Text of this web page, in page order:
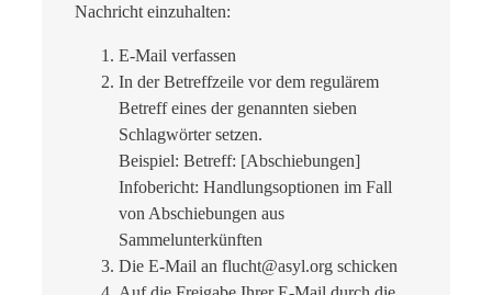
Nachricht einzuhalten:
E-Mail verfassen
In der Betreffzeile vor dem regulärem
Betreff eines der genannten sieben
Schlagwörter setzen.
Beispiel: Betreff: [Abschiebungen]
Infobericht: Handlungsoptionen im Fall
von Abschiebungen aus
Sammelunterkünften
Die E-Mail an flucht@asyl.org schicken